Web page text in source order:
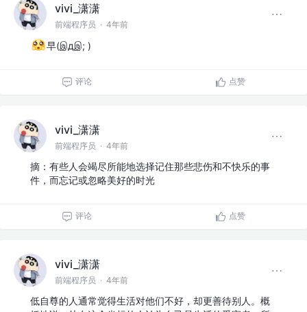
vivi_潇潇
前端程序员 · 4年前
早(இдஇ; )
评论 点赞
vivi_潇潇
前端程序员 · 4年前
摘：有些人会竭尽所能地选择记住那些悲伤和不快乐的事
件，而忘记或忽略美好的时光
评论 点赞
vivi_潇潇
前端程序员 · 4年前
低自尊的人通常觉得生活对他们不好，却更善待别人。概